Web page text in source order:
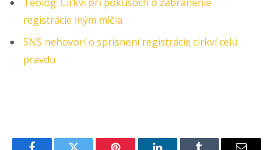
registrácie iným mlčia
SNS nehovorí o sprísnení registrácie cirkví celú
pravdu